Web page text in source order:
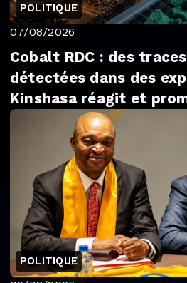
POLITIQUE
07/08/2026
Cobalt RDC : des
détectées dans des
Kinshasa réagit et
transparence
POLITIQUE